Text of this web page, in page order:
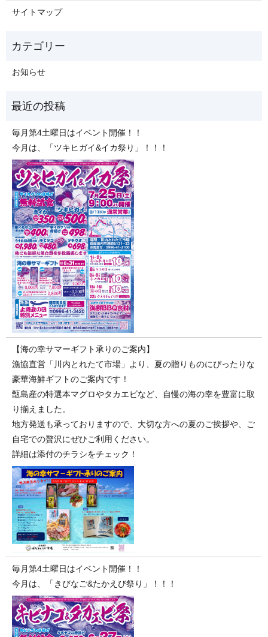
サイトマップ
お知らせ
毎月第4土曜日はイベント開催！！
今月は、「ツキヒガイ&イカ祭り」！！！
【海の幸サマーギフト承りのご案内】
漁協直営「川内とれたて市場」より、夏の贈りものにぴったりな
豪華海鮮ギフトのご案内です！
甑島産の特選本マグロやタカエビなど、自慢の海の幸を豊富に取
り揃えました。
地方発送も承っておりますので、大切な方への夏のご挨拶や、ご
自宅での贅沢にぜひご利用ください。
詳細は添付のチラシをチェック！
毎月第4土曜日はイベント開催！！
今月は、「きびなご&たかえび祭り」！！！